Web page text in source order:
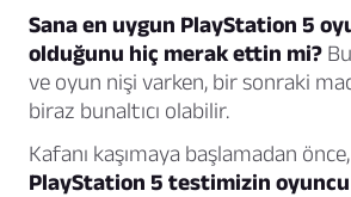
Sana en uygun PlayStation 5
olduğunu hiç merak ettin mi?
ve oyun nişi varken, bir sonraki
biraz bunaltıcı olabilir.
Kafanı kaşımaya başlamadan
PlayStation 5 testimizin